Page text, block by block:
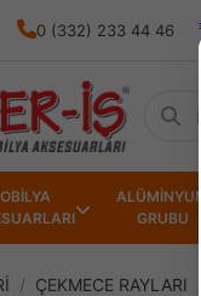
0 (332) 233 44 46
ALÜMİNYUM
GRUBU
ÇEKMECE RAYLARI